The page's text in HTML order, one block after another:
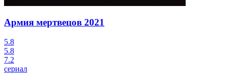
Армия мертвецов 2021
5.8
5.8
7.2
сериал